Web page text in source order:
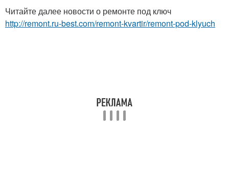
Читайте далее новости о ремонте под ключ
http://remont.ru-best.com/remont-kvartir/remont-pod-klyuch